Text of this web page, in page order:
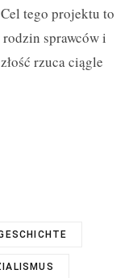
tego projektu to
sprawców i
rzuca ciągle